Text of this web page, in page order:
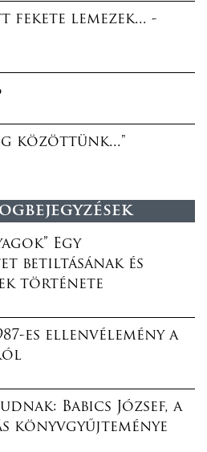
fekete lemezek... -
közöttünk..."
Egy
betiltásának és
története
es ellenvélemény a
Babics József, a
könyvgyűjteménye